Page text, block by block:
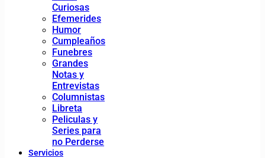
Curiosas
Efemerides
Humor
Cumpleaños
Funebres
Grandes
Notas y
Entrevistas
Columnistas
Libreta
Peliculas y
Series para
no Perderse
Servicios